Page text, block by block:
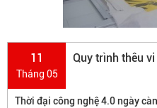
11
Tháng 05
Quy trình thêu
Thời đại công nghệ 4.0 ngày